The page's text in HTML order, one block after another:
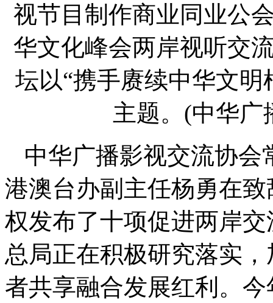
视节目制作商业同业公
华文化峰会两岸视听交
坛以“携手赓续中华文
主题。(中华广
中华广播影视交流协
港澳台办副主任杨勇在
权发布了十项促进两岸
总局正在积极研究落实
者共享融合发展红利。